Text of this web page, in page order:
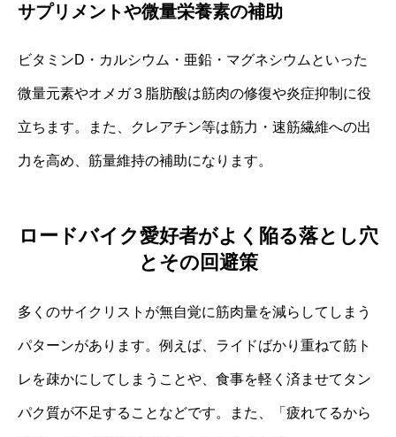
サプリメントや微量栄養素の補助
ビタミンD・カルシウム・亜鉛・マグネシウムといった
微量元素やオメガ３脂肪酸は筋肉の修復や炎症抑制に役
立ちます。また、クレアチン等は筋力・速筋繊維への出
力を高め、筋量維持の補助になります。
ロードバイク愛好者がよく陥る落とし穴
とその回避策
多くのサイクリストが無自覚に筋肉量を減らしてしまう
パターンがあります。例えば、ライドばかり重ねて筋ト
レを疎かにしてしまうことや、食事を軽く済ませてタン
パク質が不足することなどです。また、「疲れてるから